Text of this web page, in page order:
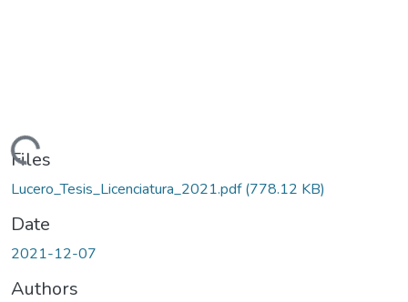
Loading...
Files
Lucero_Tesis_Licenciatura_2021.pdf(778.12 KB)
Date
2021-12-07
Authors